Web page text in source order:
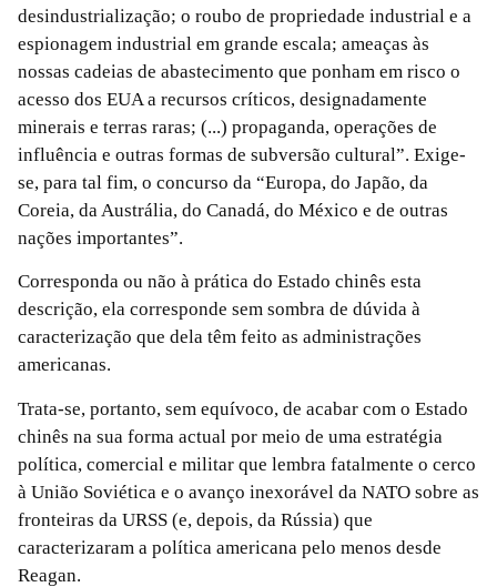
desindustrialização; o roubo de propriedade industrial e a
espionagem industrial em grande escala; ameaças às
nossas cadeias de abastecimento que ponham em risco o
acesso dos EUA a recursos críticos, designadamente
minerais e terras raras; (...) propaganda, operações de
influência e outras formas de subversão cultural”. Exige-
se, para tal fim, o concurso da “Europa, do Japão, da
Coreia, da Austrália, do Canadá, do México e de outras
nações importantes”.
Corresponda ou não à prática do Estado chinês esta
descrição, ela corresponde sem sombra de dúvida à
caracterização que dela têm feito as administrações
americanas.
Trata-se, portanto, sem equívoco, de acabar com o Estado
chinês na sua forma actual por meio de uma estratégia
política, comercial e militar que lembra fatalmente o cerco
à União Soviética e o avanço inexorável da NATO sobre as
fronteiras da URSS (e, depois, da Rússia) que
caracterizaram a política americana pelo menos desde
Reagan.